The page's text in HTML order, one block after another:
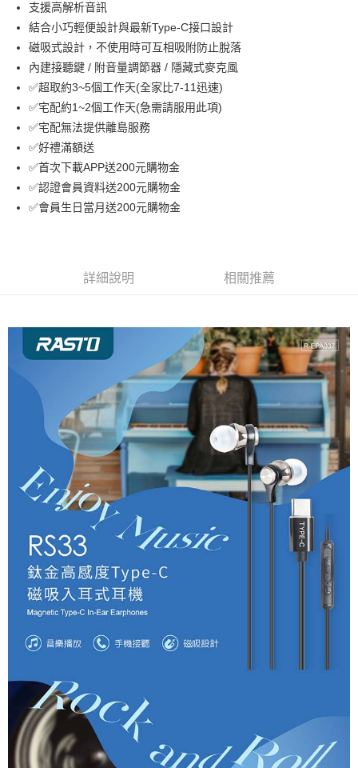
運送方式
付款後全家取貨
免運費
付款後萊爾富取貨
免運費
付款後7-11取貨
免運費
宅配
免運費
支援高解析音訊
結合小巧輕便設計與最新Type-C接口設計
磁吸式設計，不使用時可互相吸附防止脫落
內建接聽鍵 / 附音量調節器 / 隱藏式麥克風
✅超取約3~5個工作天(全家比7-11迅速)
✅宅配約1~2個工作天(急需請服用此項)
✅宅配無法提供離島服務
✅好禮滿額送
✅首次下載APP送200元購物金
✅認證會員資料送200元購物金
✅會員生日當月送200元購物金
詳細說明 相關推薦